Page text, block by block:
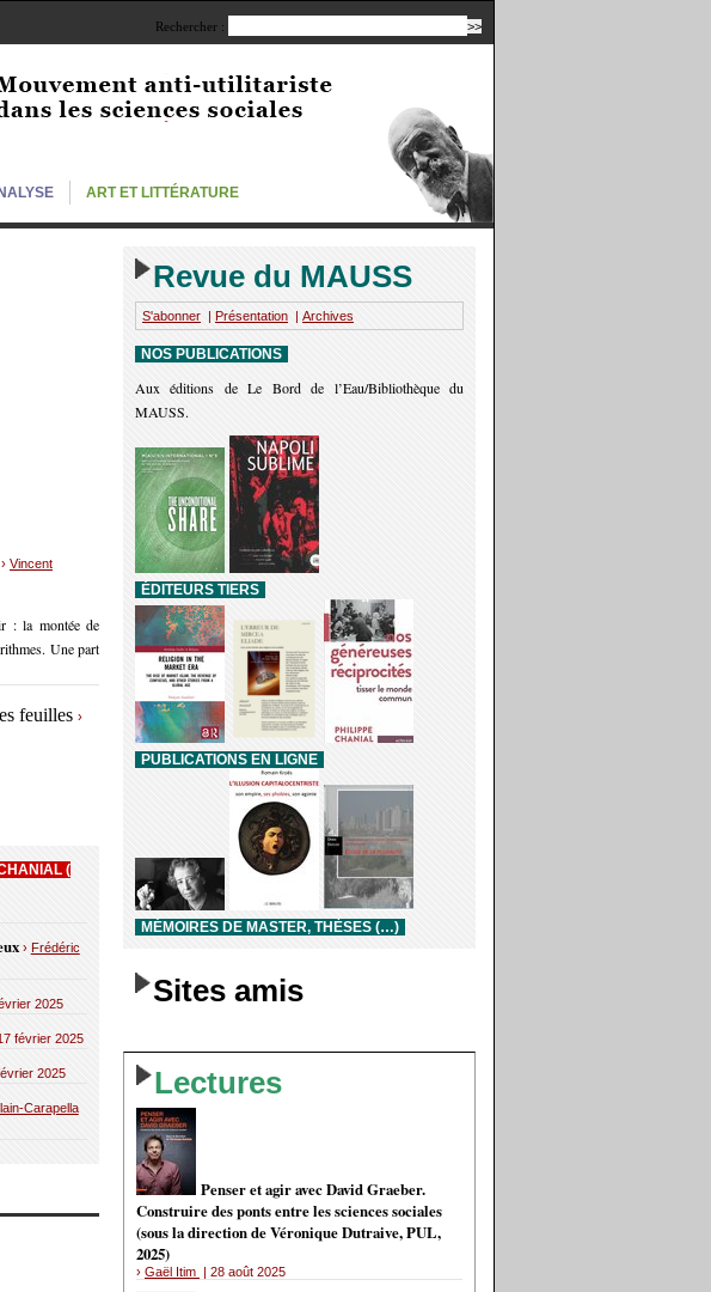
Rechercher :
ART ET LITTÉRATURE
› Vincent
: la montée de
Une part
feuilles ›
(
› Frédéric
2025
février 2025
2025
Carapella
Revue du MAUSS
S'abonner | Présentation | Archives
NOS PUBLICATIONS
Aux éditions de Le Bord de l’Eau/Bibliothèque du
MAUSS.
ÉDITEURS TIERS
PUBLICATIONS EN LIGNE
MÉMOIRES DE MASTER, THÈSES (…)
Sites amis
Lectures
Penser et agir avec David Graeber.
Construire des ponts entre les sciences sociales
(sous la direction de Véronique Dutraive, PUL,
2025)
› Gaël Itim | 28 août 2025